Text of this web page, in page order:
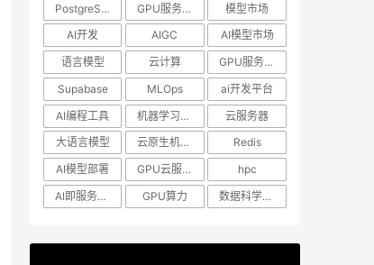
PostgreSQL
GPU服务器
模型市场
AI开发
AIGC
AI模型市场
语言模型
云计算
GPU服务器租用
Supabase
MLOps
ai开发平台
AI编程工具
机器学习模型
云服务器
大语言模型
云原生机器学习
Redis
AI模型部署
GPU云服务器
hpc
AI即服务平台
GPU算力 数据科学工作流